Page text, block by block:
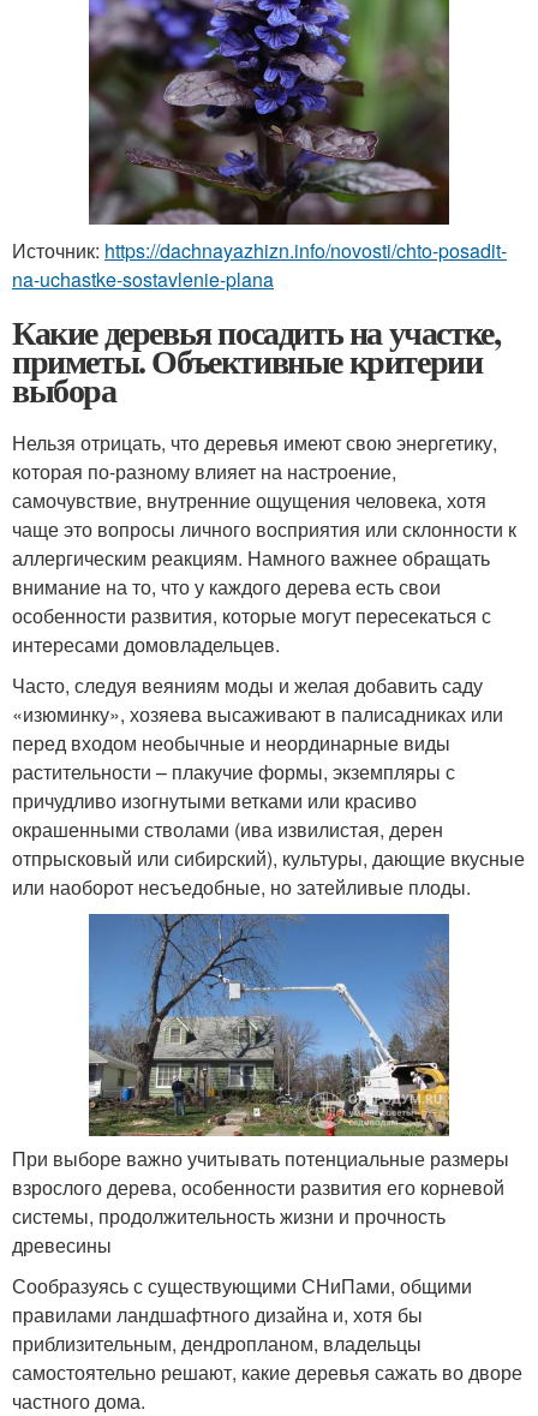
Источник: https://dachnayazhizn.info/novosti/chto-posadit-
na-uchastke-sostavlenie-plana
Какие деревья посадить на участке,
приметы. Объективные критерии
выбора
Нельзя отрицать, что деревья имеют свою энергетику,
которая по-разному влияет на настроение,
самочувствие, внутренние ощущения человека, хотя
чаще это вопросы личного восприятия или склонности к
аллергическим реакциям. Намного важнее обращать
внимание на то, что у каждого дерева есть свои
особенности развития, которые могут пересекаться с
интересами домовладельцев.
Часто, следуя веяниям моды и желая добавить саду
«изюминку», хозяева высаживают в палисадниках или
перед входом необычные и неординарные виды
растительности – плакучие формы, экземпляры с
причудливо изогнутыми ветками или красиво
окрашенными стволами (ива извилистая, дерен
отпрысковый или сибирский), культуры, дающие вкусные
или наоборот несъедобные, но затейливые плоды.
При выборе важно учитывать потенциальные размеры
взрослого дерева, особенности развития его корневой
системы, продолжительность жизни и прочность
древесины
Сообразуясь с существующими СНиПами, общими
правилами ландшафтного дизайна и, хотя бы
приблизительным, дендропланом, владельцы
самостоятельно решают, какие деревья сажать во дворе
частного дома.